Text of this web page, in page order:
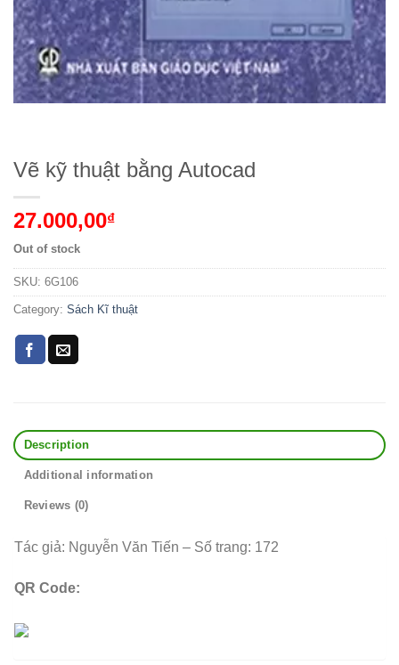
Vẽ kỹ thuật bằng Autocad
27.000,00₫
Out of stock
SKU: 6G106
Category: Sách Kĩ thuật
Description
Additional information
Reviews (0)
Tác giả: Nguyễn Văn Tiến – Số trang: 172
QR Code: